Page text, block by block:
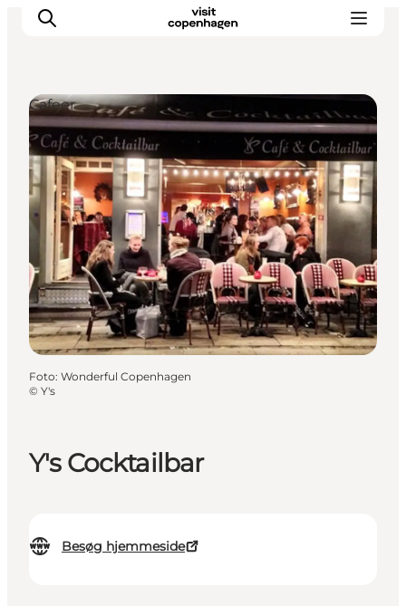
This is Copenhagen
Aktiviteter
Spis & drik
Områder
Planlæg din tur
CopenPay
Copenhagen Card
Y's Cocktailbar
Besøg hjemmeside
Cafeer
Foto: Wonderful Copenhagen
© Y's